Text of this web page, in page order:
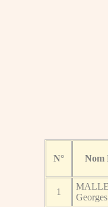
N° Nom
1